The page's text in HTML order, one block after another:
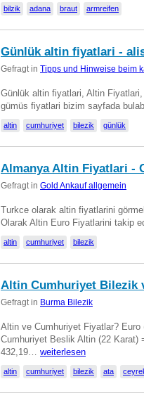
bilzik adana braut armreifen
Günlük altin fiyatlari -
Gefragt in Tipps und Hinweise beim
Günlük altin fiyatlari, Altin
gümüs fiyatlari bizim sayfada
altin cumhuriyet bilezik günlük
Almanya Altin Fiyatlari -
Gefragt in Gold Ankauf allgemein
Turkce olarak altin fiyatlarini
Olarak Altin Euro Fiyatlarini takip
altin cumhuriyet bilezik
Altin Cumhuriyet Bilezik
Gefragt in Burma Bilezik
Altin ve Cumhuriyet Fiyatlar?
Cumhuriyet Beslik Altin (22 Karat)
432,19… weiterlesen
altin cumhuriyet bilezik ata